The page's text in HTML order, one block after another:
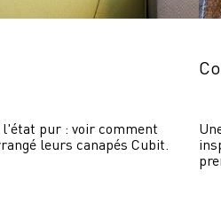
pur : voir comment
leurs canapés Cubit.